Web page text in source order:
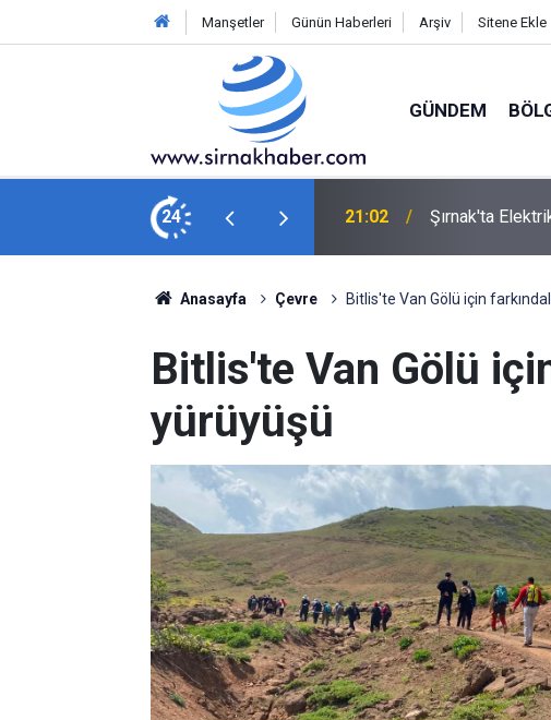
Manşetler Günün Haberleri Arşiv Sitene Ekle
GÜNDEM
24
Çocuğun Ölümüyle İlgili Tutuklama 20:20 Terörsüz
Anasayfa Çevre Bitlis'te Van Gölü için
Bitlis'te Van Gölü
yürüyüşü